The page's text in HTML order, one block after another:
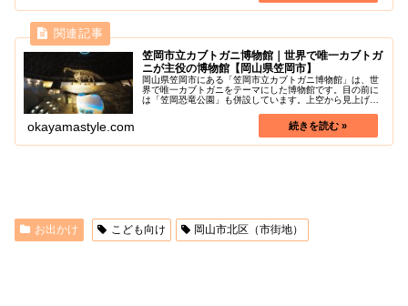
笠岡市立カブトガニ博物館｜世界で唯一カブトガ
ニが主役の博物館【岡山県笠岡市】
岡山県笠岡市にある「笠岡市立カブトガニ博物館」は、世
界で唯一カブトガニをテーマにした博物館です。目の前に
は「笠岡恐竜公園」も併設しています。上空から見上げる
カブトガニの内部の造りや成長の様...
okayamastyle.com
お出かけ こども向け 岡山市北区（市街地）